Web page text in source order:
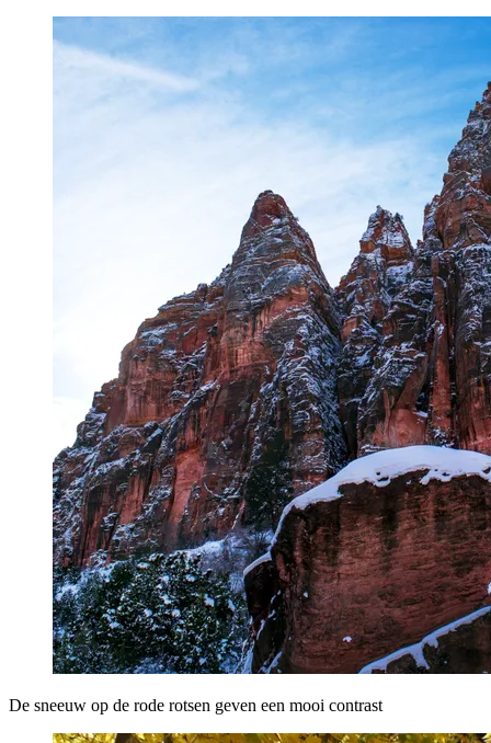
De sneeuw op de rode rotsen geven een mooi contrast